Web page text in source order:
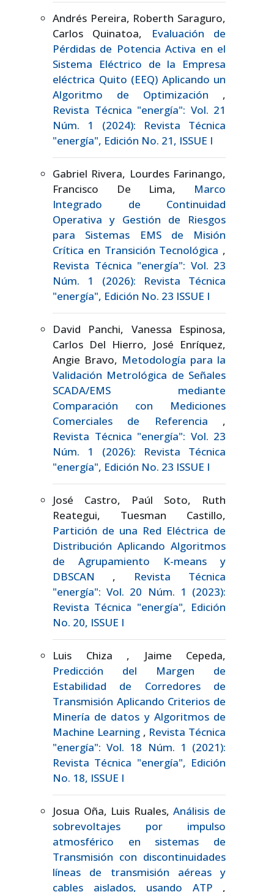
Andrés Pereira, Roberth Saraguro,
Carlos Quinatoa,
Evaluación de
Pérdidas de Potencia Activa en el
Sistema Eléctrico de la Empresa
eléctrica Quito (EEQ) Aplicando un
Algoritmo de Optimización ,
Revista Técnica "energía": Vol. 21
Núm. 1 (2024): Revista Técnica
"energía", Edición No. 21, ISSUE I
Gabriel Rivera, Lourdes Farinango,
Francisco De Lima, Marco
Integrado de Continuidad
Operativa y Gestión de Riesgos
para Sistemas EMS de Misión
Crítica en Transición Tecnológica ,
Revista Técnica "energía": Vol. 23
Núm. 1 (2026): Revista Técnica
"energía", Edición No. 23 ISSUE I
David Panchi, Vanessa Espinosa,
Carlos Del Hierro, José Enríquez,
Angie Bravo, Metodología para la
Validación Metrológica de Señales
SCADA/EMS mediante
Comparación con Mediciones
Comerciales de Referencia ,
Revista Técnica "energía": Vol. 23
Núm. 1 (2026): Revista Técnica
"energía", Edición No. 23 ISSUE I
José Castro, Paúl Soto, Ruth
Reategui, Tuesman Castillo,
Partición de una Red Eléctrica de
Distribución Aplicando Algoritmos
de Agrupamiento K-means y
DBSCAN ,
Revista Técnica
"energía": Vol. 20 Núm. 1 (2023):
Revista Técnica "energía", Edición
No. 20, ISSUE I
Luis Chiza , Jaime Cepeda,
Predicción del Margen de
Estabilidad de Corredores de
Transmisión Aplicando Criterios de
Minería de datos y Algoritmos de
Machine Learning , Revista Técnica
"energía": Vol. 18 Núm. 1 (2021):
Revista Técnica "energía", Edición
No. 18, ISSUE I
Josua Oña, Luis Ruales,Análisis de
sobrevoltajes por impulso
atmosférico en sistemas de
Transmisión con discontinuidades
líneas de transmisión aéreas y
cables aislados, usando ATP ,